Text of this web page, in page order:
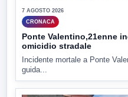
7 AGOSTO 2026
CRONACA
Ponte Valentino,21enne
omicidio stradale
Incidente mortale a Ponte
guida...